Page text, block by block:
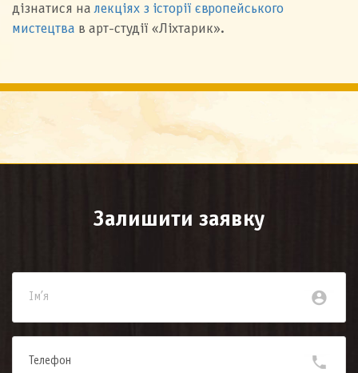
дізнатися налекціях з історії європейського
мистецтва в арт-студії «Ліхтарик».
Залишити заявку